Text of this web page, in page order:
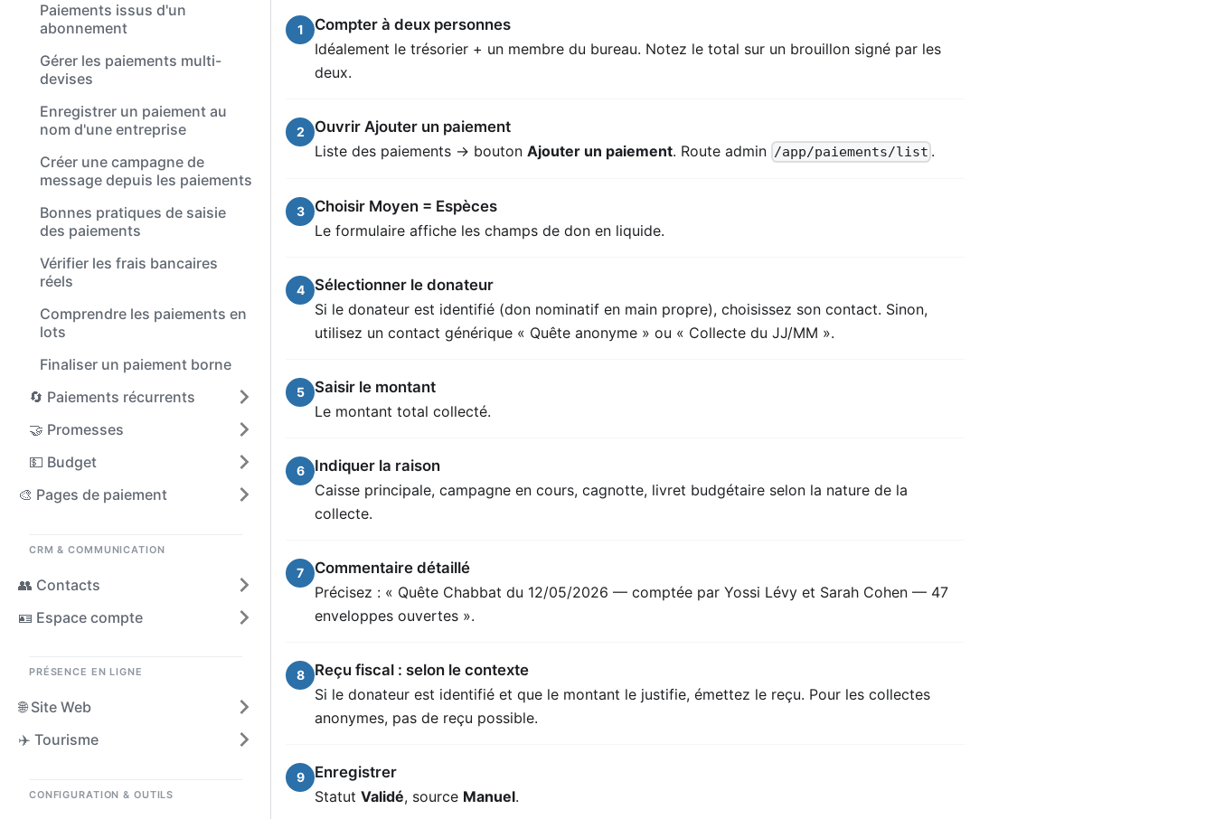
Paiements issus d'un
abonnement
Gérer les paiements multi-
devises
Enregistrer un paiement au
nom d'une entreprise
Créer une campagne de
message depuis les paiements
Bonnes pratiques de saisie
des paiements
Vérifier les frais bancaires
réels
Comprendre les paiements en
lots
Finaliser un paiement borne
🔄 Paiements récurrents
🤝 Promesses
💵 Budget
🎨 Pages de paiement
CRM & COMMUNICATION
👥 Contacts
🪪 Espace compte
PRÉSENCE EN LIGNE
🌐 Site Web
✈️ Tourisme
CONFIGURATION & OUTILS
1
Compter à deux personnes
Idéalement le trésorier + un membre du bureau. Notez le total sur un brouillon signé par les
deux.
2
Ouvrir Ajouter un paiement
Liste des paiements → bouton Ajouter un paiement. Route admin /app/paiements/list .
3
Choisir Moyen = Espèces
Le formulaire affiche les champs de don en liquide.
4
Sélectionner le donateur
Si le donateur est identifié (don nominatif en main propre), choisissez son contact. Sinon,
utilisez un contact générique « Quête anonyme » ou « Collecte du JJ/MM ».
5
Saisir le montant
Le montant total collecté.
6
Indiquer la raison
Caisse principale, campagne en cours, cagnotte, livret budgétaire selon la nature de la
collecte.
7
Commentaire détaillé
Précisez : « Quête Chabbat du 12/05/2026 — comptée par Yossi Lévy et Sarah Cohen — 47
enveloppes ouvertes ».
8
Reçu fiscal : selon le contexte
Si le donateur est identifié et que le montant le justifie, émettez le reçu. Pour les collectes
anonymes, pas de reçu possible.
9
Enregistrer
Statut Validé, source Manuel.